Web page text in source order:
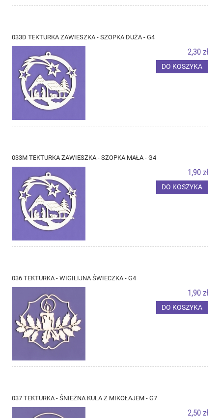
033D TEKTURKA ZAWIESZKA - SZOPKA DUŻA - G4
2,30 zł
DO KOSZYKA
033M TEKTURKA ZAWIESZKA - SZOPKA MAŁA - G4
1,90 zł
DO KOSZYKA
036 TEKTURKA - WIGILIJNA ŚWIECZKA - G4
1,90 zł
DO KOSZYKA
037 TEKTURKA - ŚNIEŻNA KULA Z MIKOŁAJEM - G7
2,50 zł